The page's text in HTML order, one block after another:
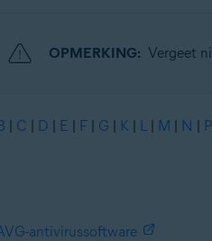
OPMERKING: Vergeet
| C | D | E | F | G | K | L | M | N | P
antivirussoftware